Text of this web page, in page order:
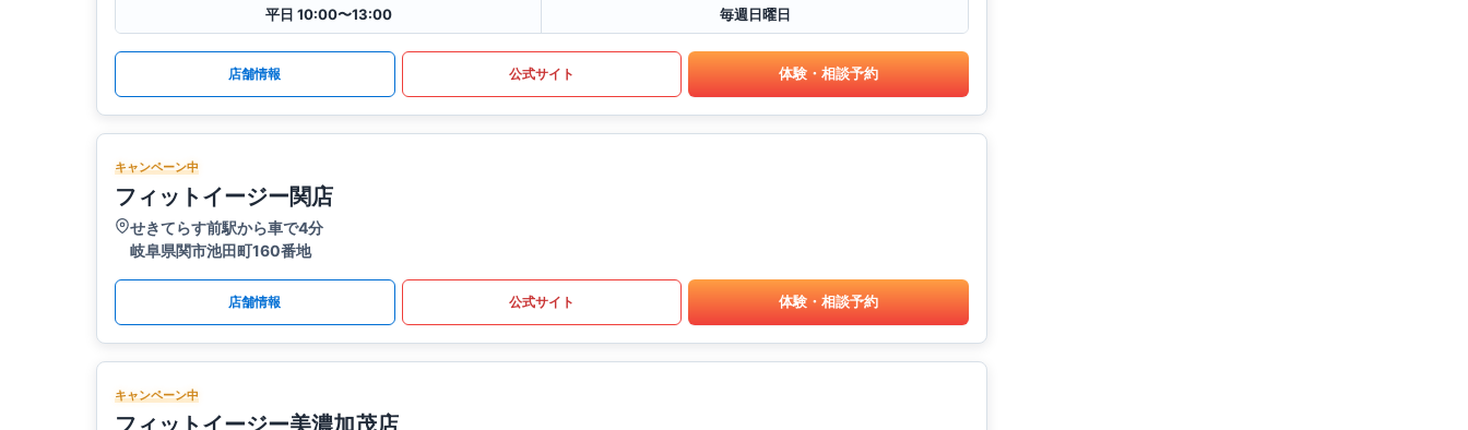
平日 10:00〜13:00
毎週日曜日
店舗情報 公式サイト 体験・相談予約
キャンペーン中
フィットイージー関店
せきてらす前駅から車で4分
岐阜県関市池田町160番地
店舗情報 公式サイト 体験・相談予約
キャンペーン中
フィットイージー美濃加茂店